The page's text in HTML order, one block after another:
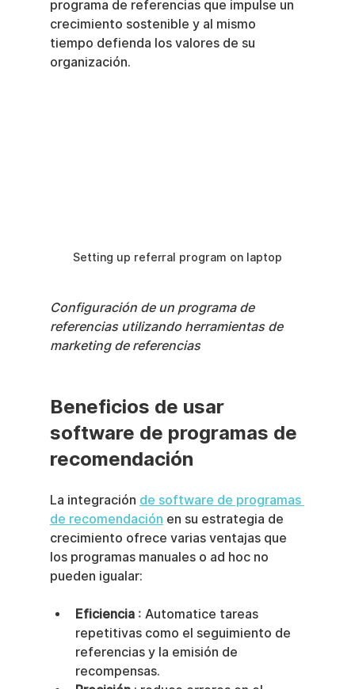
programa de referencias que impulse un
crecimiento sostenible y al mismo
tiempo defienda los valores de su
organización.
Setting up referral program on laptop
Configuración de un programa de
referencias utilizando herramientas de
marketing de referencias
Beneficios de usar
software de programas de
recomendación
La integración de software de programas
de recomendación en su estrategia de
crecimiento ofrece varias ventajas que
los programas manuales o ad hoc no
pueden igualar:
Eficiencia : Automatice tareas
repetitivas como el seguimiento de
referencias y la emisión de
recompensas.